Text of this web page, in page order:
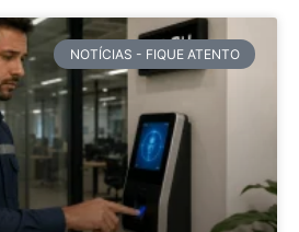
NOTÍCIAS - FIQUE ATENTO